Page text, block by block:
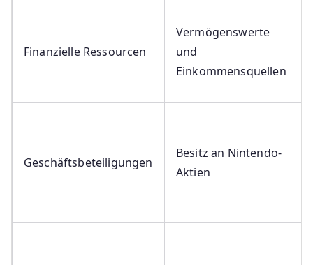
Finanzielle Ressourcen
Vermögenswerte
und
Einkommensquellen
Geschäftsbeteiligungen
Besitz an Nintendo-
Aktien